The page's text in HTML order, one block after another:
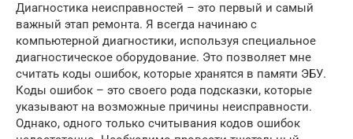
Диагностика неисправностей – это первый и самый
важный этап ремонта. Я всегда начинаю с
компьютерной диагностики, используя специальное
диагностическое оборудование. Это позволяет мне
считать коды ошибок, которые хранятся в памяти ЭБУ.
Коды ошибок – это своего рода подсказки, которые
указывают на возможные причины неисправности.
Однако, одного только считывания кодов ошибок